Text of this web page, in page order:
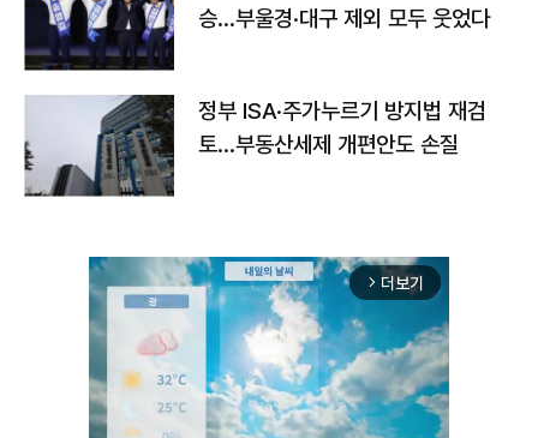
승…부울경·대구 제외 모두 웃었다
정부 ISA·주가누르기 방지법 재검
토…부동산세제 개편안도 손질
arrow_forward_ios 더보기